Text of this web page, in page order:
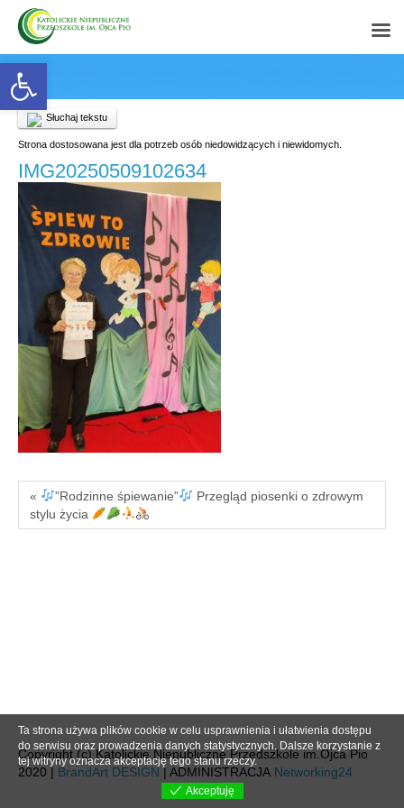
Open toolbar
Słuchaj tekstu
Strona dostosowana jest dla potrzeb osób niedowidzących i niewidomych.
IMG20250509102634
« ”Rodzinne śpiewanie”
Przegląd piosenki o zdrowym
stylu życia
Copyright (c) Katolickie Niepubliczne Przedszkole im.Ojca Pio
2020 | BrandArt DESIGN | ADMINISTRACJA Networking24
Ta strona używa plików cookie w celu usprawnienia i ułatwienia dostępu
do serwisu oraz prowadzenia danych statystycznych. Dalsze korzystanie z
tej witryny oznacza akceptację tego stanu rzeczy.
Akceptuję